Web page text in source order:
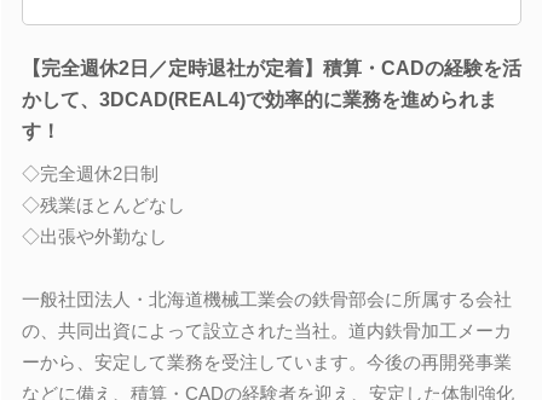
【完全週休2日／定時退社が定着】積算・CADの経験を活
かして、3DCAD(REAL4)で効率的に業務を進められま
す！
◇完全週休2日制
◇残業ほとんどなし
◇出張や外勤なし
一般社団法人・北海道機械工業会の鉄骨部会に所属する会社
の、共同出資によって設立された当社。道内鉄骨加工メーカ
ーから、安定して業務を受注しています。今後の再開発事業
などに備え、積算・CADの経験者を迎え、安定した体制強化